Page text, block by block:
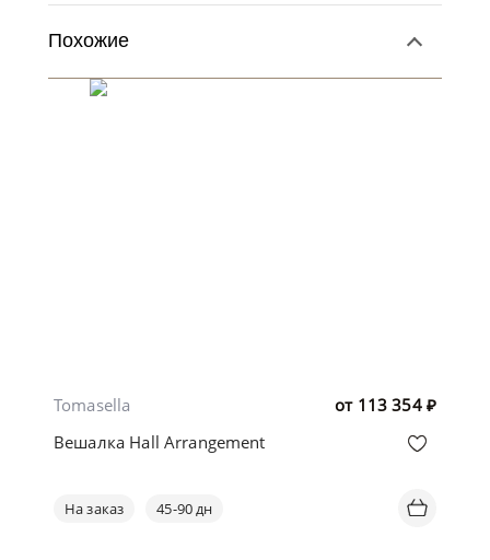
Похожие
от 113 354 ₽
Tomasella
Вешалка Hall Arrangement
На заказ 45-90 дн